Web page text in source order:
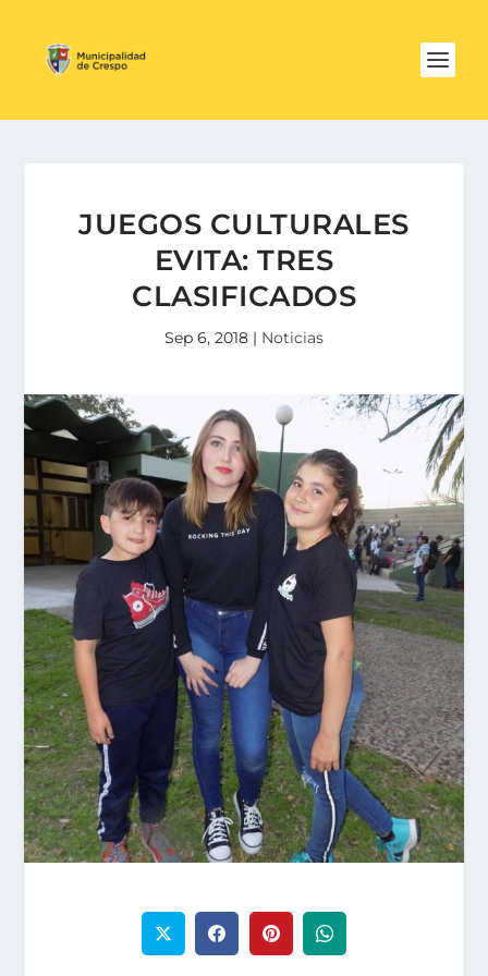
JUEGOS CULTURALES
EVITA: TRES
CLASIFICADOS
Sep 6, 2018 | Noticias